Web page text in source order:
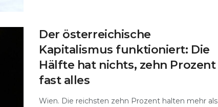
Der österreichische
Kapitalismus funktioniert: Die
Hälfte hat nichts, zehn Prozent
fast alles
Wien. Die reichsten zehn Prozent halten mehr als